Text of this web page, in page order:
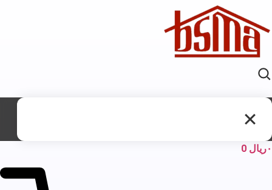
ریال 0